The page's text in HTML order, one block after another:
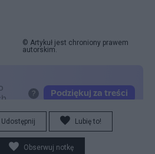
© Artykuł jest chroniony prawem
autorskim.
Udostępnij Lubię to!
Obserwuj notkę